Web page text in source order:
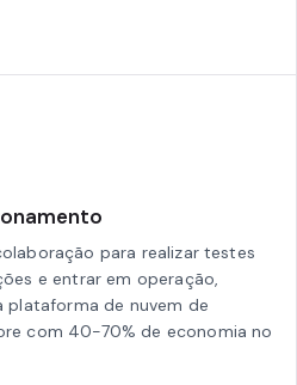
para realizar testes
e entrar em operação,
plataforma de nuvem de
com 40-70% de economia no